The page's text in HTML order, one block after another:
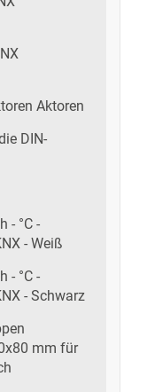
Aktoren
DIN-
- °C -
- Weiß
- °C -
- Schwarz
mm für